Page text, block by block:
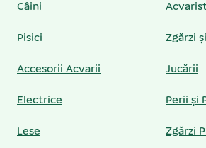
Câini
Pisici Zgărzi
Accesorii Acvarii Jucării
Electrice Perii și
Lese Zgărzi